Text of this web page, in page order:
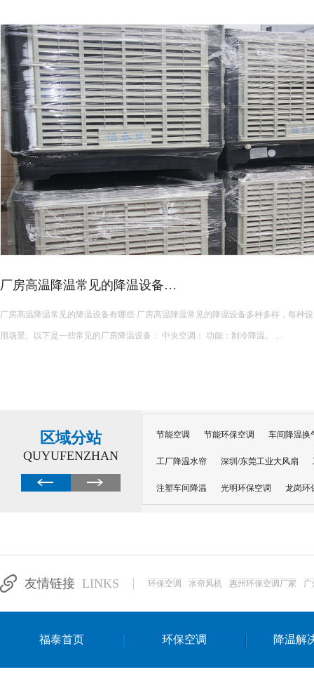
厂房高温降温常见的降温设备…
厂房高温降温常见的降温设备有哪些 厂房高温降温常见的降温设备多种多样，每种设备都有其独特的功能和适
用场景。以下是一些常见的厂房降温设备： 中央空调： 功能：制冷降温。 ...
区域分站
QUYUFENZHAN
节能空调 节能环保空调 车间降温换
工厂降温水帘 深圳/东莞工业大风扇
注塑车间降温 光明环保空调 龙岗环
达州工业省电安装
友情链接 LINKS 环保空调 水帘风机 惠州环保空调厂家 广
福泰首页 环保空调 降温解